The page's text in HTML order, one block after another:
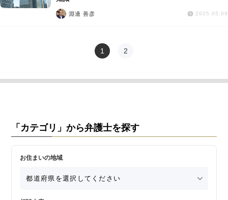
淵邊 善彦 2025.05.09
1 2
「カテゴリ」から弁護士を探す
お住まいの地域